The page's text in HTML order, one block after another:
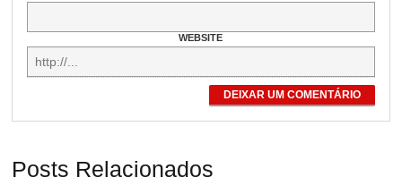
WEBSITE
DEIXAR UM COMENTÁRIO
Posts Relacionados